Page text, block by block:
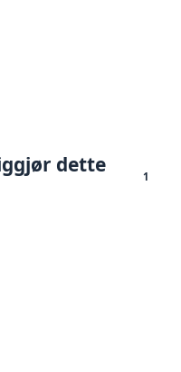
dette
1